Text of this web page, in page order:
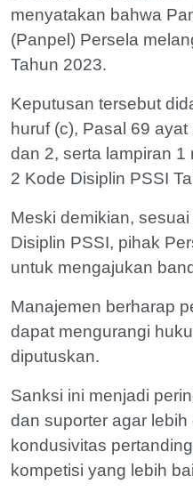
menyatakan bahwa
(Panpel) Persela
Tahun 2023.
Keputusan tersebut
huruf (c), Pasal 69
dan 2, serta lampiran
2 Kode Disiplin PSSI
Meski demikian,
Disiplin PSSI, pihak
untuk mengajukan
Manajemen berharap
dapat mengurangi
diputuskan.
Sanksi ini menjadi
dan suporter agar
kondusivitas
kompetisi yang lebih